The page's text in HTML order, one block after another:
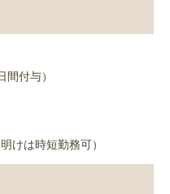
間付与）
けは時短勤務可）